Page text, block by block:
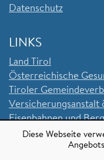
Datenschutz
LINKS
Land Tirol
Österreichische
Tiroler
Eisenbahnen und
Diese Webseite